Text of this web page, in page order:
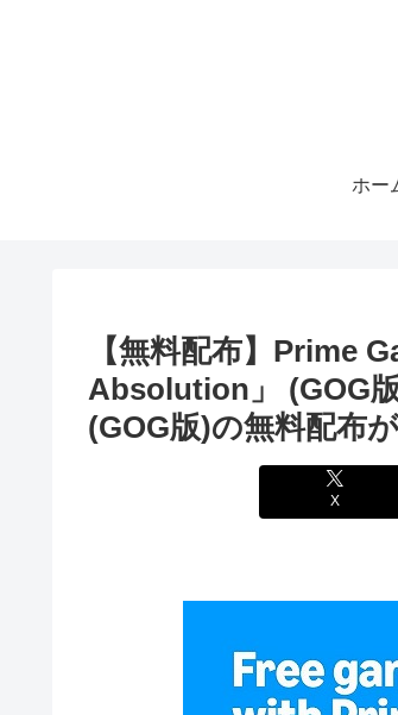
ホー
【無料配布】Prime
Absolution」 (GOG
(GOG版)の無料配布
X